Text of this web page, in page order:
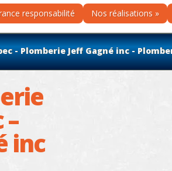
responsabilité Nos réalisations
- Plomberie Jeff Gagné inc -
inc